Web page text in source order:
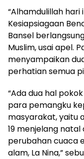
“Alhamdulillah hari
Kesiapsiagaan
Bansel
Muslim, usai apel.
menyampaikan
perhatian semua
“Ada dua hal
para pemangku
masyarakat, yaitu
19 menjelang
perubahan cuaca
alam, La Nina,”